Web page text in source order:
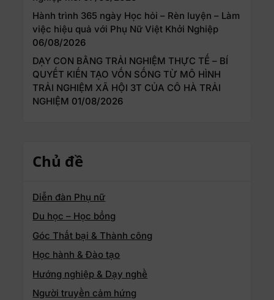
Hành trình 365 ngày Học hỏi – Rèn luyện – Làm
việc hiệu quả với Phụ Nữ Việt Khởi Nghiệp
06/08/2026
DẠY CON BẰNG TRẢI NGHIỆM THỰC TẾ – BÍ
QUYẾT KIẾN TẠO VỐN SỐNG TỪ MÔ HÌNH
TRẢI NGHIỆM XÃ HỘI 3T CỦA CÔ HÀ TRẢI
NGHIỆM 01/08/2026
Chủ đề
Diễn đàn Phụ nữ
Du học – Học bổng
Góc Thất bại & Thành công
Học hành & Đào tạo
Hướng nghiệp & Dạy nghề
Người truyền cảm hứng